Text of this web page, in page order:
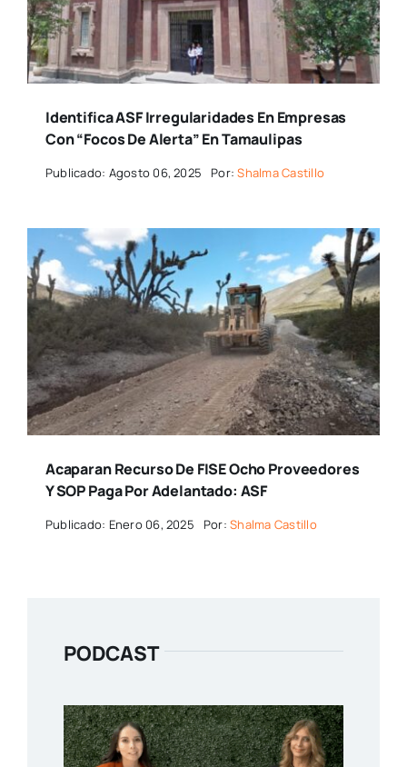
Identifica ASF Irregularidades En Empresas
Con “focos De Alerta” En Tamaulipas
Publicado: Agosto 06, 2025 Por:Shalma Castillo
Acaparan Recurso De FISE Ocho Proveedores
Y SOP Paga Por Adelantado: ASF
Publicado: Enero 06, 2025 Por:Shalma Castillo
PODCAST